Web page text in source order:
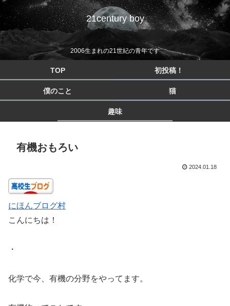
21century boy
2006生まれの21世紀の青年です
TOP 初投稿！
僕のこと 猫
趣味
有機おもろい
2024.01.18
にほんブログ村
こんにちは！
・
化学で今、有機の分野をやってます。